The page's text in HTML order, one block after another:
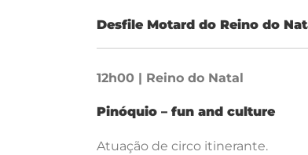
Desfile Motard do Reino do
12h00 | Reino do Natal
Pinóquio – fun and culture
Atuação de circo itinerante.